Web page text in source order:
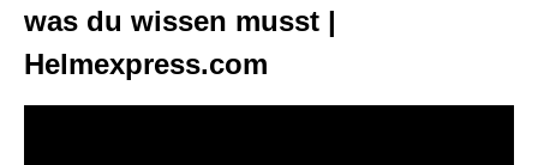
was du wissen musst |
Helmexpress.com